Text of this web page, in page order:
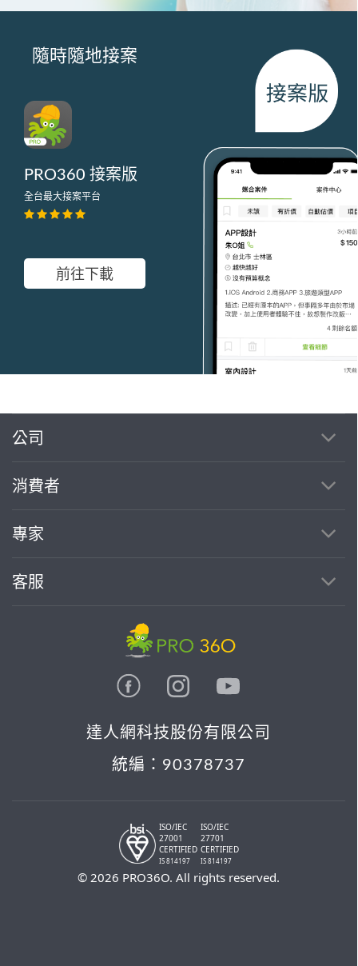
隨時隨地接案
PRO360 接案版
全台最大接案平台
前往下載
公司
消費者
專家
客服
達人網科技股份有限公司
統編：90378737
ISO/IEC
27001
CERTIFIED
IS 814197
ISO/IEC
27701
CERTIFIED
IS 814197
© 2026 PRO36O. All rights reserved.
繼續完成